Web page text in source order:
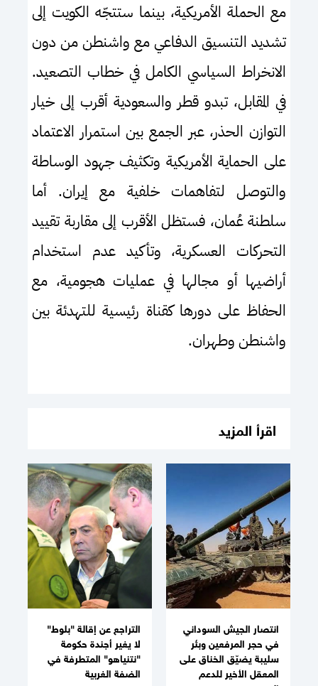
مع الحملة الأمريكية، بينما ستتجّه الكويت إلى
تشديد التنسيق الدفاعي مع واشنطن من دون
الانخراط السياسي الكامل في خطاب التصعيد.
في المقابل، تبدو قطر والسعودية أقرب إلى خيار
التوازن الحذر، عبر الجمع بين استمرار الاعتماد
على الحماية الأمريكية وتكثيف جهود الوساطة
والتوصل لتفاهمات خلفية مع إيران. أما
سلطنة عُمان، فستظل الأقرب إلى مقاربة تقييد
التحركات العسكرية، وتأكيد عدم استخدام
أراضيها أو مجالها في عمليات هجومية، مع
الحفاظ على دورها كقناة رئيسية للتهدئة بين
واشنطن وطهران.
اقرأ المزيد
انتصار الجيش السوداني
في حجر المرفعين وبئر
سليبة يضيّق الخناق على
المعقل الأخير للدعم
التراجع عن إقالة "بلوط"
لا يغير أجندة حكومة
"نتنياهو" المتطرفة في
الضفة الغربية